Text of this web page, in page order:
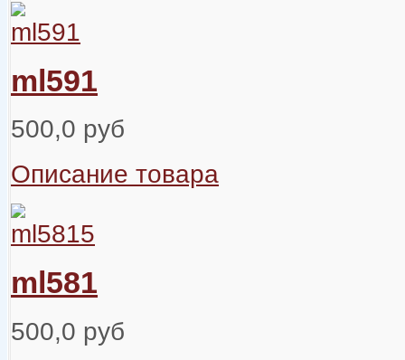
ml591
500,0 руб
Описание товара
ml581
500,0 руб